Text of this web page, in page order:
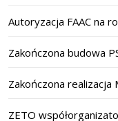
Autoryzacja FAAC na
Zakończona budowa
Zakończona realizacja
ZETO